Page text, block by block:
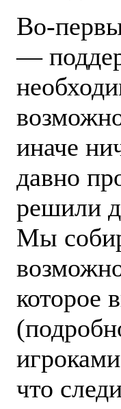
Во-
—
иначе
давно
решили
Мы
которое
что